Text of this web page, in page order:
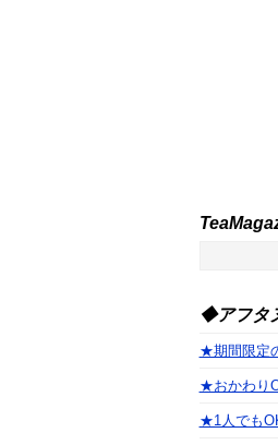
◆アフタ
★期間限定
★おかわり
★1人でも